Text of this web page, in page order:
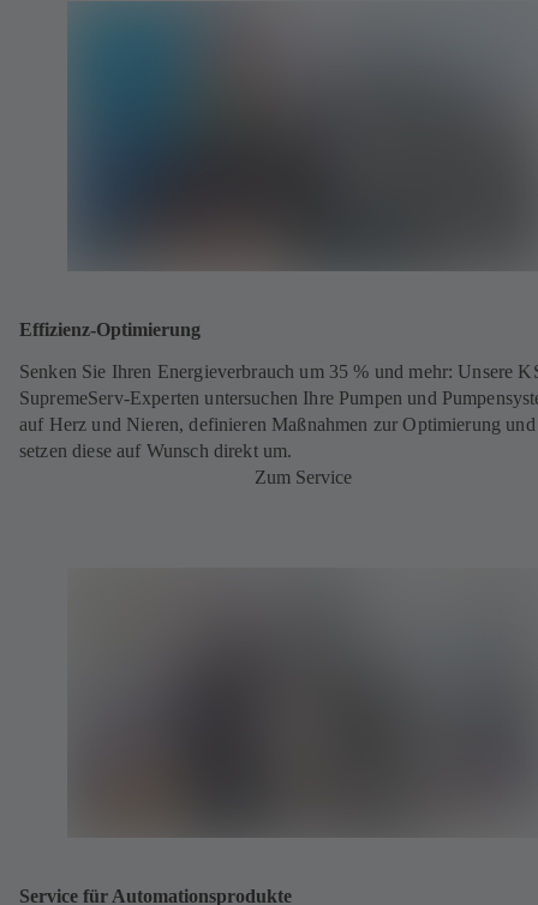
Effizienz-Optimierung
Senken Sie Ihren Energieverbrauch um 35 % und mehr: Unsere
SupremeServ-Experten untersuchen Ihre Pumpen und
auf Herz und Nieren, definieren Maßnahmen zur Optimierung und
setzen diese auf Wunsch direkt um.
Zum Service
Service für Automationsprodukte